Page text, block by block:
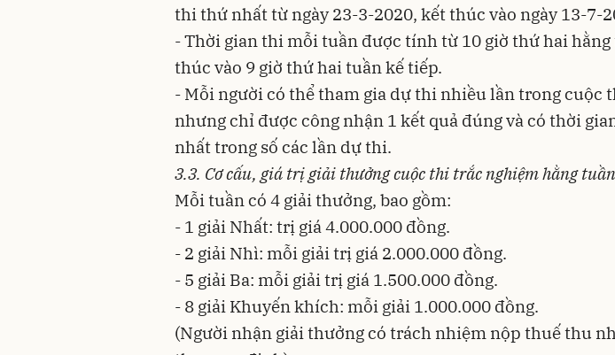
thi thứ nhất từ ngày 23-3-2020, kết thúc vào ngày 13-7-
- Thời gian thi mỗi tuần được tính từ 10 giờ thứ hai hằng
thúc vào 9 giờ thứ hai tuần kế tiếp.
- Mỗi người có thể tham gia dự thi nhiều lần trong cuộc
nhưng chỉ được công nhận 1 kết quả đúng và có thời
nhất trong số các lần dự thi.
3.3. Cơ cấu, giá trị giải thưởng cuộc thi trắc nghiệm hằng
Mỗi tuần có 4 giải thưởng, bao gồm:
- 1 giải Nhất: trị giá 4.000.000 đồng.
- 2 giải Nhì: mỗi giải trị giá 2.000.000 đồng.
- 5 giải Ba: mỗi giải trị giá 1.500.000 đồng.
- 8 giải Khuyến khích: mỗi giải 1.000.000 đồng.
(Người nhận giải thưởng có trách nhiệm nộp thuế thu